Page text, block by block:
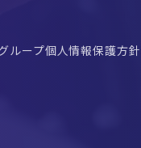
ループ個人情報保護方針